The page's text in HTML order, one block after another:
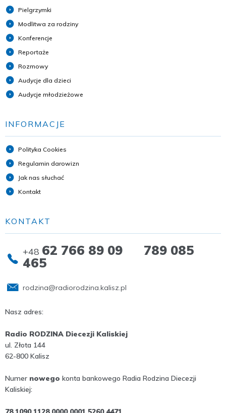
Pielgrzymki
Modlitwa za rodziny
Konferencje
Reportaże
Rozmowy
Audycje dla dzieci
Audycje młodzieżowe
INFORMACJE
Polityka Cookies
Regulamin darowizn
Jak nas słuchać
Kontakt
KONTAKT
+48 62 766 89 09 789 085
465
rodzina@radiorodzina.kalisz.pl
Nasz adres:
Radio RODZINA Diecezji Kaliskiej
ul. Złota 144
62-800 Kalisz
Numer nowego konta bankowego Radia Rodzina Diecezji
Kaliskiej: